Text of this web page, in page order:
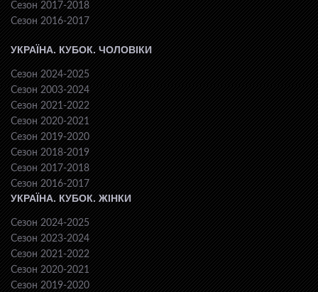
Сезон 2017-2018
Сезон 2016-2017
УКРАЇНА. КУБОК. ЧОЛОВІКИ
Сезон 2024-2025
Сезон 2003-2024
Сезон 2021-2022
Сезон 2020-2021
Сезон 2019-2020
Сезон 2018-2019
Сезон 2017-2018
Сезон 2016-2017
УКРАЇНА. КУБОК. ЖІНКИ
Сезон 2024-2025
Сезон 2023-2024
Сезон 2021-2022
Сезон 2020-2021
Сезон 2019-2020